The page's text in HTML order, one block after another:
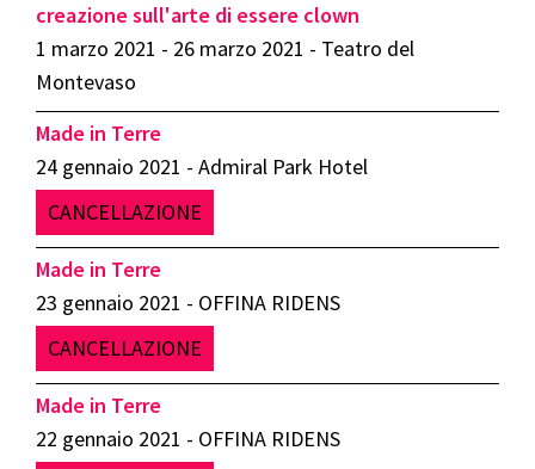
creazione sull'arte di essere clown
1 marzo 2021 - 26 marzo 2021 - Teatro del
Montevaso
Made in Terre
24 gennaio 2021 - Admiral Park Hotel
CANCELLAZIONE
Made in Terre
23 gennaio 2021 - OFFINA RIDENS
CANCELLAZIONE
Made in Terre
22 gennaio 2021 - OFFINA RIDENS